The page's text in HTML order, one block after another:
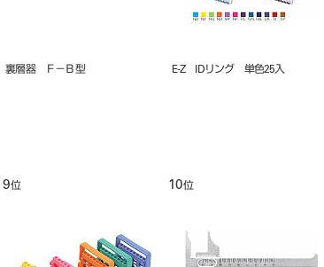
裏層器 Ｆ－Ｂ型 E-Z IDリング 単色25入
9位 10位